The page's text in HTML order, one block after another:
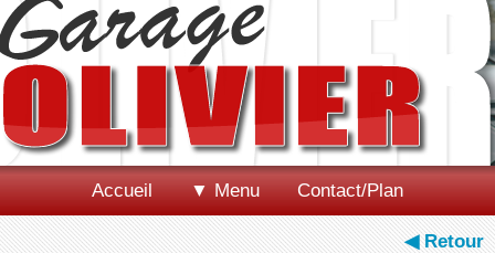
Accueil ▼ Menu Contact/Plan
◀ Retour